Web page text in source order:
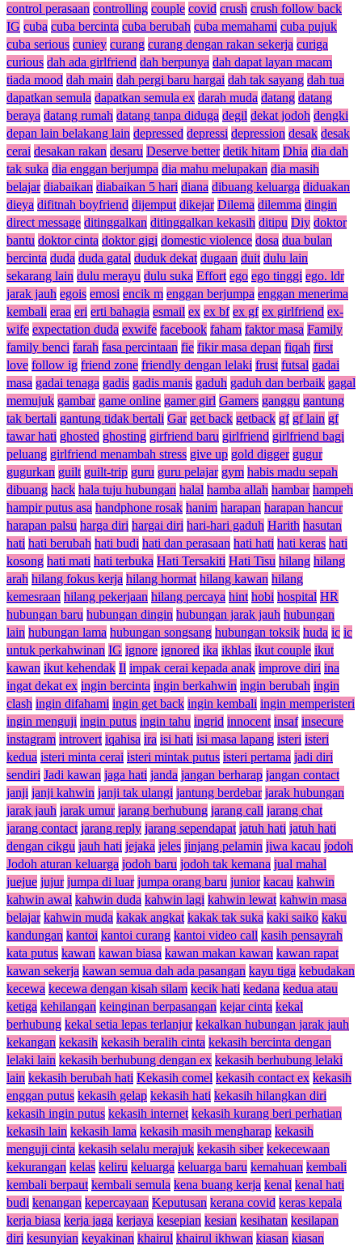
control perasaan controlling couple covid crush crush follow back
IG cuba cuba bercinta cuba berubah cuba memahami cuba pujuk
cuba serious cuniey curang curang dengan rakan sekerja curiga
curious dah ada girlfriend dah berpunya dah dapat layan macam
tiada mood dah main dah pergi baru hargai dah tak sayang dah tua
dapatkan semula dapatkan semula ex darah muda datang datang
beraya datang rumah datang tanpa diduga degil dekat jodoh dengki
depan lain belakang lain depressed depressi depression desak desak
cerai desakan rakan desaru Deserve better detik hitam Dhia dia dah
tak suka dia enggan berjumpa dia mahu melupakan dia masih
belajar diabaikan diabaikan 5 hari diana dibuang keluarga diduakan
dieya difitnah boyfriend dijemput dikejar Dilema dilemma dingin
direct message ditinggalkan ditinggalkan kekasih ditipu Diy doktor
bantu doktor cinta doktor gigi domestic violence dosa dua bulan
bercinta duda duda gatal duduk dekat dugaan duit dulu lain
sekarang lain dulu merayu dulu suka Effort ego ego tinggi ego. ldr
jarak jauh egois emosi encik m enggan berjumpa enggan menerima
kembali eraa eri erti bahagia esmail ex ex bf ex gf ex girlfriend ex-
wife expectation duda exwife facebook faham faktor masa Family
family benci farah fasa percintaan fie fikir masa depan fiqah first
love follow ig friend zone friendly dengan lelaki frust futsal gadai
masa gadai tenaga gadis gadis manis gaduh gaduh dan berbaik gagal
memujuk gambar game online gamer girl Gamers ganggu gantung
tak bertali gantung tidak bertali Gar get back getback gf gf lain gf
tawar hati ghosted ghosting girfriend baru girlfriend girlfriend bagi
peluang girlfriend menambah stress give up gold digger gugur
gugurkan guilt guilt-trip guru guru pelajar gym habis madu sepah
dibuang hack hala tuju hubungan halal hamba allah hambar hampeh
hampir putus asa handphone rosak hanim harapan harapan hancur
harapan palsu harga diri hargai diri hari-hari gaduh Harith hasutan
hati hati berubah hati budi hati dan perasaan hati hati hati keras hati
kosong hati mati hati terbuka Hati Tersakiti Hati Tisu hilang hilang
arah hilang fokus kerja hilang hormat hilang kawan hilang
kemesraan hilang pekerjaan hilang percaya hint hobi hospital HR
hubungan baru hubungan dingin hubungan jarak jauh hubungan
lain hubungan lama hubungan songsang hubungan toksik huda ic ic
untuk perkahwinan IG ignore ignored ika ikhlas ikut couple ikut
kawan ikut kehendak Il impak cerai kepada anak improve diri ina
ingat dekat ex ingin bercinta ingin berkahwin ingin berubah ingin
clash ingin difahami ingin get back ingin kembali ingin memperisteri
ingin menguji ingin putus ingin tahu ingrid innocent insaf insecure
instagram introvert iqahisa ira isi hati isi masa lapang isteri isteri
kedua isteri minta cerai isteri mintak putus isteri pertama jadi diri
sendiri Jadi kawan jaga hati janda jangan berharap jangan contact
janji janji kahwin janji tak ulangi jantung berdebar jarak hubungan
jarak jauh jarak umur jarang berhubung jarang call jarang chat
jarang contact jarang reply jarang sependapat jatuh hati jatuh hati
dengan cikgu jauh hati jejaka jeles jinjang pelamin jiwa kacau jodoh
Jodoh aturan keluarga jodoh baru jodoh tak kemana jual mahal
juejue jujur jumpa di luar jumpa orang baru junior kacau kahwin
kahwin awal kahwin duda kahwin lagi kahwin lewat kahwin masa
belajar kahwin muda kakak angkat kakak tak suka kaki saiko kaku
kandungan kantoi kantoi curang kantoi video call kasih pensayrah
kata putus kawan kawan biasa kawan makan kawan kawan rapat
kawan sekerja kawan semua dah ada pasangan kayu tiga kebudakan
kecewa kecewa dengan kisah silam kecik hati kedana kedua atau
ketiga kehilangan keinginan berpasangan kejar cinta kekal
berhubung kekal setia lepas terlanjur kekalkan hubungan jarak jauh
kekangan kekasih kekasih beralih cinta kekasih bercinta dengan
lelaki lain kekasih berhubung dengan ex kekasih berhubung lelaki
lain kekasih berubah hati Kekasih comel kekasih contact ex kekasih
enggan putus kekasih gelap kekasih hati kekasih hilangkan diri
kekasih ingin putus kekasih internet kekasih kurang beri perhatian
kekasih lain kekasih lama kekasih masih mengharap kekasih
menguji cinta kekasih selalu merajuk kekasih siber kekecewaan
kekurangan kelas keliru keluarga keluarga baru kemahuan kembali
kembali berpaut kembali semula kena buang kerja kenal kenal hati
budi kenangan kepercayaan Keputusan kerana covid keras kepala
kerja biasa kerja jaga kerjaya kesepian kesian kesihatan kesilapan
diri kesunyian keyakinan khairul khairul ikhwan kiasan kiasan